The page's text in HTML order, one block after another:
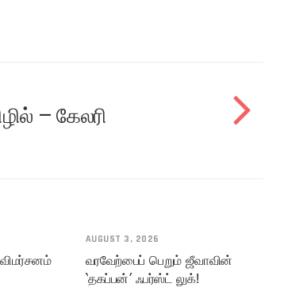
– கேலரி
விமர்சனம்
AUGUST 3, 2026
வரவேற்பைப் பெறும் ஜீவாவின்
‘தகப்பன்’ ஃபர்ஸ்ட் லுக்!